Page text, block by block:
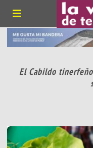
El Cabildo